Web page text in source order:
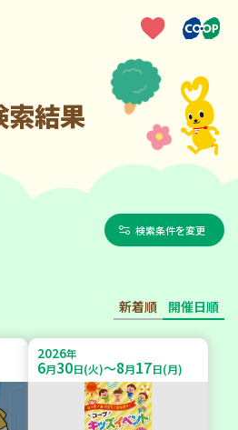
索結果
検索条件を変更
新着順 開催日順
2026年
6月30日(火)～8月17日(月)